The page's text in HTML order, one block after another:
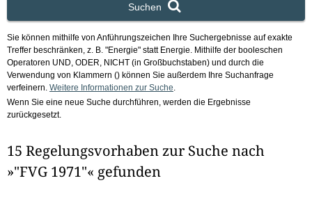
Suchen
Sie können mithilfe von Anführungszeichen Ihre Suchergebnisse auf exakte
Treffer beschränken, z. B. "Energie" statt Energie. Mithilfe der booleschen
Operatoren UND, ODER, NICHT (in Großbuchstaben) und durch die
Verwendung von Klammern () können Sie außerdem Ihre Suchanfrage
verfeinern. Weitere Informationen zur Suche
Wenn Sie eine neue Suche durchführen, werden die Ergebnisse
zurückgesetzt.
15 Regelungsvorhaben zur Suche nach
»"FVG 1971"« gefunden